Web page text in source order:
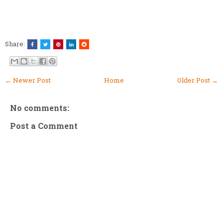
Share:
← Newer Post Older Post →
Home
No comments:
Post a Comment